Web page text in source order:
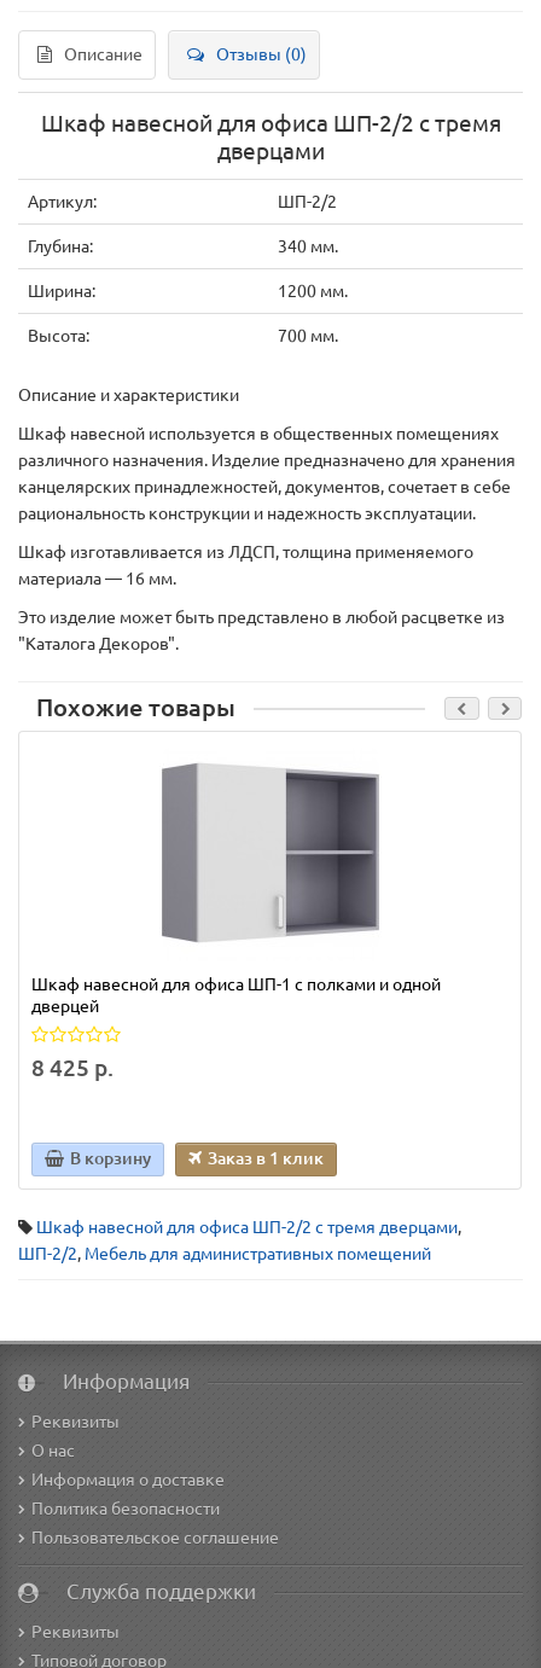
Описание Отзывы (0)
Шкаф навесной для офиса ШП-2/2 с тремя
дверцами
Артикул: ШП-2/2
Глубина: 340 мм.
Ширина: 1200 мм.
Высота: 700 мм.
Описание и характеристики
Шкаф навесной используется в общественных помещениях
различного назначения. Изделие предназначено для хранения
канцелярских принадлежностей, документов, сочетает в себе
рациональность конструкции и надежность эксплуатации.
Шкаф изготавливается из ЛДСП, толщина применяемого
материала — 16 мм.
Это изделие может быть представлено в любой расцветке из
"Каталога Декоров".
Похожие товары
Шкаф навесной для офиса ШП-1 с полками и одной
дверцей
8 425 р.
В корзину Заказ в 1 клик
Шкаф навесной для офиса ШП-2/2 с тремя дверцами,
ШП-2/2, Мебель для административных помещений
Информация
Реквизиты
О нас
Информация о доставке
Политика безопасности
Пользовательское соглашение
Служба поддержки
Реквизиты
Типовой договор